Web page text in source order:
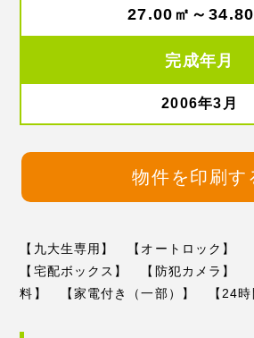
27.00㎡～
完成年月
2006年3月
物件を印刷す
【九大生専用】 【オートロック】
【宅配ボックス】 【防犯カメラ】
料】 【家電付き（一部）】 【24時